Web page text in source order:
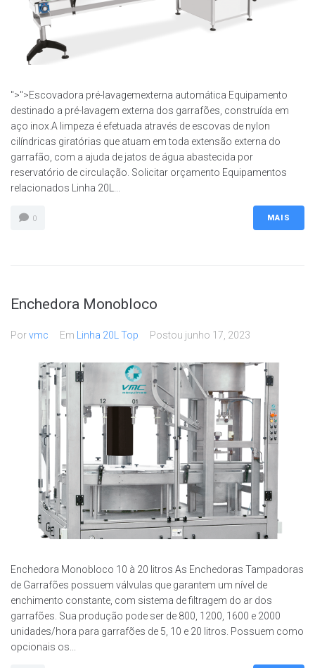
">">Escovadora pré-lavagemexterna automática Equipamento
destinado a pré-lavagem externa dos garrafões, construída em
aço inox.A limpeza é efetuada através de escovas de nylon
cilíndricas giratórias que atuam em toda extensão externa do
garrafão, com a ajuda de jatos de água abastecida por
reservatório de circulação. Solicitar orçamento Equipamentos
relacionados Linha 20L...
0 MAIS
Enchedora Monobloco
Porvmc Em Linha 20L Top Postou junho 17, 2023
Enchedora Monobloco 10 à 20 litros As Enchedoras Tampadoras
de Garrafões possuem válvulas que garantem um nível de
enchimento constante, com sistema de filtragem do ar dos
garrafões. Sua produção pode ser de 800, 1200, 1600 e 2000
unidades/hora para garrafões de 5, 10 e 20 litros. Possuem como
opcionais os...